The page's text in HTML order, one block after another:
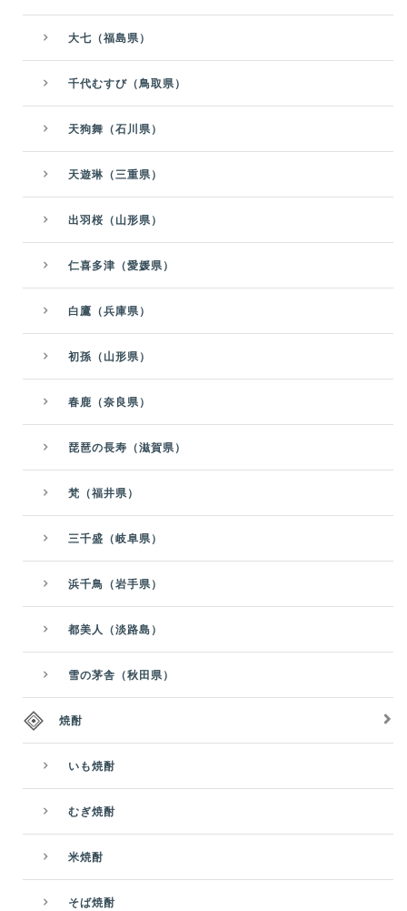
大七（福島県）
千代むすび（鳥取県）
天狗舞（石川県）
天遊琳（三重県）
出羽桜（山形県）
仁喜多津（愛媛県）
白鷹（兵庫県）
初孫（山形県）
春鹿（奈良県）
琵琶の長寿（滋賀県）
梵（福井県）
三千盛（岐阜県）
浜千鳥（岩手県）
都美人（淡路島）
雪の茅舎（秋田県）
焼酎
いも焼酎
むぎ焼酎
米焼酎
そば焼酎